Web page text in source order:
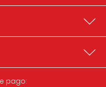
pago: